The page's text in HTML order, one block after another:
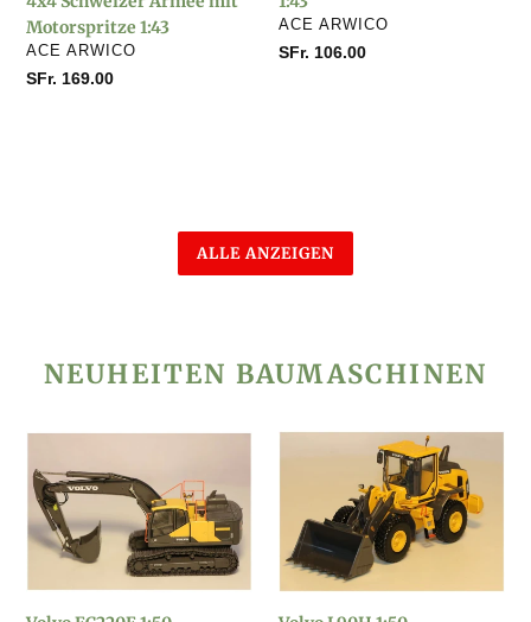
1:43
Motorspritze 1:43
VERKÄUFER
ACE ARWICO
Normaler
SFr. 169.00
VERKÄUFER
ACE ARWICO
Normaler
SFr. 106.00
ALLE ANZEIGEN
NEUHEITEN BAUMASCHINEN
EC220E
1:50